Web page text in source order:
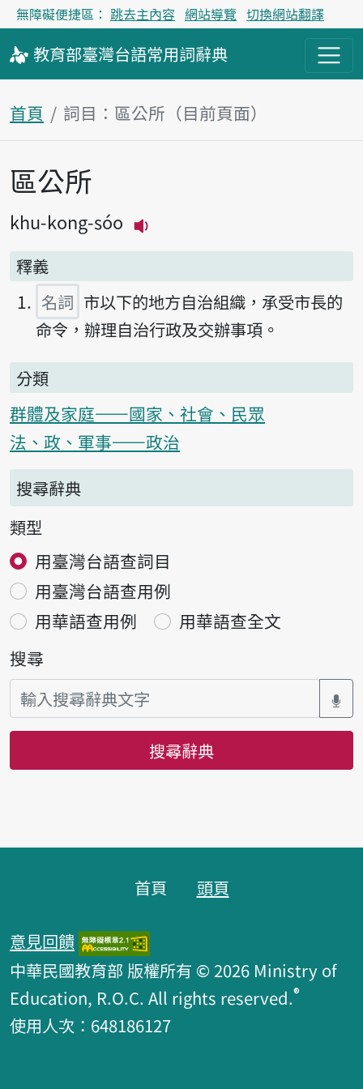
無障礙便捷區： 跳去主內容 網站導覽 切換網站翻譯
教育部臺灣台語常用詞辭典
首頁 詞目：區公所（目前頁面）
主內容區塊
區公所
khu-kong-sóo
釋義
名詞 市以下的地方自治組織，承受市長的
命令，辦理自治行政及交辦事項。
分類
群體及家庭——國家、社會、民眾
法、政、軍事——政治
搜尋辭典
類型
用臺灣台語查詞目
用臺灣台語查用例
用華語查用例
用華語查全文
搜尋
搜尋辭典
首頁 頭頁
意見回饋
中華民國教育部 版權所有 © 2026 Ministry of
Education, R.O.C. All rights reserved.®
使用人次：648186127